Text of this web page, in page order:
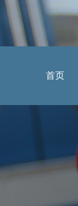
首页